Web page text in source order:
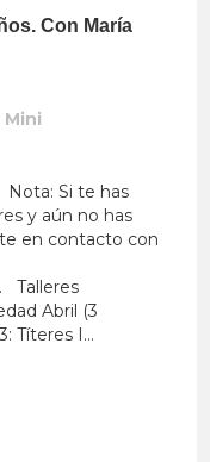
Con María
Mini
Nota: Si te has
y aún no has
en contacto con
. Talleres
Abril (3
Títeres I...